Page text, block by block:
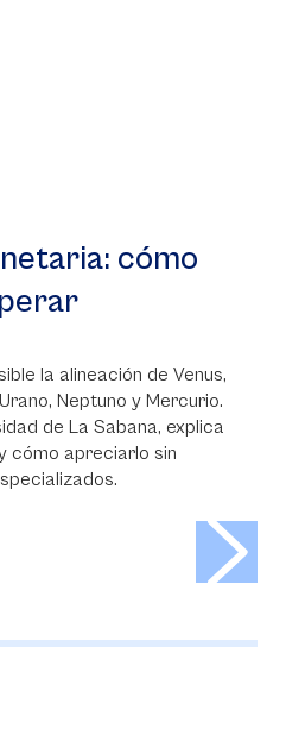
cómo
la alineación de Venus,
Neptuno y Mercurio.
de La Sabana, explica
cómo apreciarlo sin